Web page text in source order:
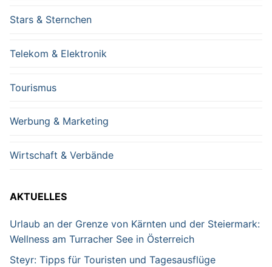
Stars & Sternchen
Telekom & Elektronik
Tourismus
Werbung & Marketing
Wirtschaft & Verbände
AKTUELLES
Urlaub an der Grenze von Kärnten und der Steiermark:
Wellness am Turracher See in Österreich
Steyr: Tipps für Touristen und Tagesausflüge